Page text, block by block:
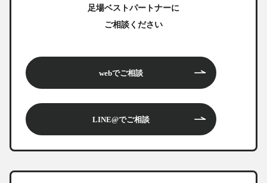
足場ベストパートナーに
ご相談ください
webでご相談
LINE@でご相談